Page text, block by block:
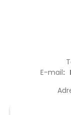
E-mail: